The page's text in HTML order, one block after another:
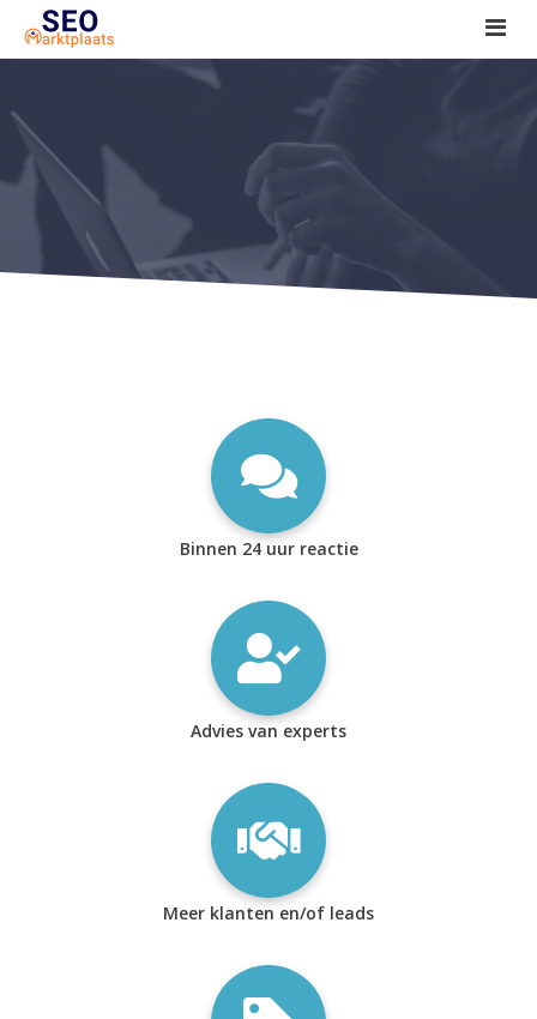
SEO tools reviews
Marketeer bij jou in de buurt?
Offerte
1. Seo voor beginners +
2. Onderzoeken +
Binnen 24 uur reactie
Advies van experts
Meer klanten en/of leads